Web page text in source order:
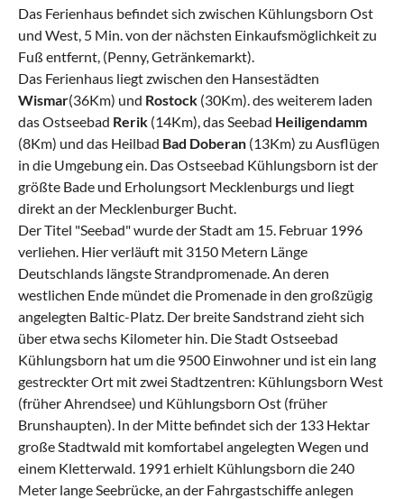
Das Ferienhaus befindet sich zwischen Kühlungsborn Ost
und West, 5 Min. von der nächsten Einkaufsmöglichkeit zu
Fuß entfernt, (Penny, Getränkemarkt).
Das Ferienhaus liegt zwischen den Hansestädten
Wismar(36Km) und Rostock (30Km). des weiterem laden
das Ostseebad Rerik (14Km), das Seebad Heiligendamm
(8Km) und das Heilbad Bad Doberan (13Km) zu Ausflügen
in die Umgebung ein. Das Ostseebad Kühlungsborn ist der
größte Bade und Erholungsort Mecklenburgs und liegt
direkt an der Mecklenburger Bucht.
Der Titel "Seebad" wurde der Stadt am 15. Februar 1996
verliehen. Hier verläuft mit 3150 Metern Länge
Deutschlands längste Strandpromenade. An deren
westlichen Ende mündet die Promenade in den großzügig
angelegten Baltic-Platz. Der breite Sandstrand zieht sich
über etwa sechs Kilometer hin. Die Stadt Ostseebad
Kühlungsborn hat um die 9500 Einwohner und ist ein lang
gestreckter Ort mit zwei Stadtzentren: Kühlungsborn West
(früher Ahrendsee) und Kühlungsborn Ost (früher
Brunshaupten). In der Mitte befindet sich der 133 Hektar
große Stadtwald mit komfortabel angelegten Wegen und
einem Kletterwald. 1991 erhielt Kühlungsborn die 240
Meter lange Seebrücke, an der Fahrgastschiffe anlegen